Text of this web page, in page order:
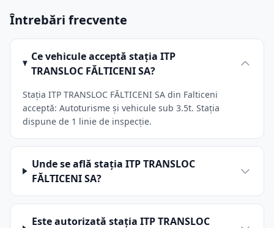
Întrebări frecvente
Ce vehicule acceptă stația ITP
TRANSLOC FĂLTICENI SA?
Stația ITP TRANSLOC FĂLTICENI SA din Falticeni
acceptă: Autoturisme și vehicule sub 3.5t. Stația
dispune de 1 linie de inspecție.
Unde se află stația ITP TRANSLOC
FĂLTICENI SA?
Este autorizată stația ITP TRANSLOC